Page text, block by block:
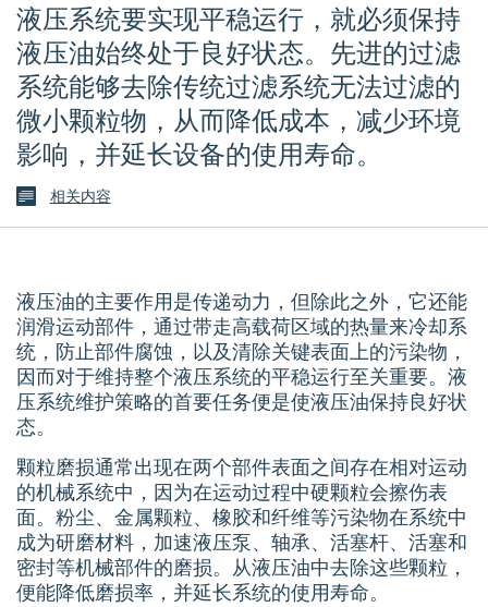
液压系统要实现平稳运行，就必须保持
液压油始终处于良好状态。先进的过滤
系统能够去除传统过滤系统无法过滤的
微小颗粒物，从而降低成本，减少环境
影响，并延长设备的使用寿命。
相关内容
液压油的主要作用是传递动力，但除此之外，它还能
润滑运动部件，通过带走高载荷区域的热量来冷却系
统，防止部件腐蚀，以及清除关键表面上的污染物，
因而对于维持整个液压系统的平稳运行至关重要。液
压系统维护策略的首要任务便是使液压油保持良好状
态。
颗粒磨损通常出现在两个部件表面之间存在相对运动
的机械系统中，因为在运动过程中硬颗粒会擦伤表
面。粉尘、金属颗粒、橡胶和纤维等污染物在系统中
成为研磨材料，加速液压泵、轴承、活塞杆、活塞和
密封等机械部件的磨损。从液压油中去除这些颗粒，
便能降低磨损率，并延长系统的使用寿命。